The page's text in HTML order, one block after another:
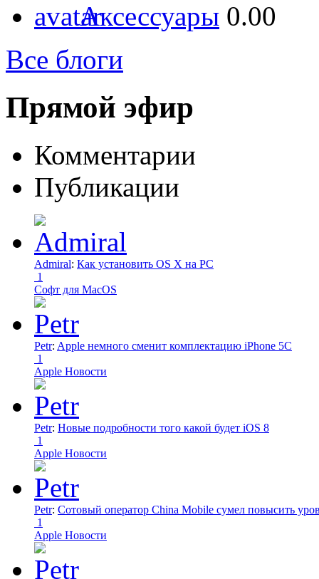
Аксессуары 0.00
Все блоги
Прямой эфир
Комментарии
Публикации
Admiral: Как установить OS X на PC
1
Софт для MacOS
Petr: Apple немного сменит комплектацию iPhone 5C
1
Apple Новости
Petr: Новые подробности того какой будет iOS 8
1
Apple Новости
Petr: Сотовый оператор China Mobile сумел повысить
1
Apple Новости